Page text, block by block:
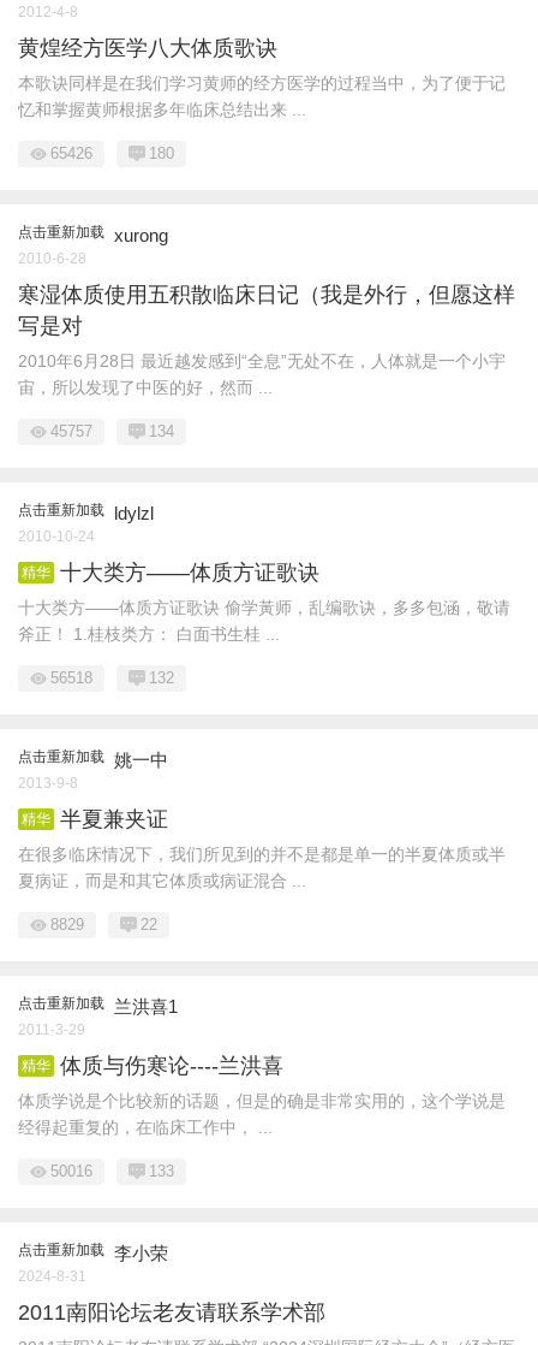
2012-4-8
黄煌经方医学八大体质歌诀
本歌诀同样是在我们学习黄师的经方医学的过程当中，为了便于记
忆和掌握黄师根据多年临床总结出来 ...
65426 180
点击重新加载 xurong
2010-6-28
寒湿体质使用五积散临床日记（我是外行，但愿这样
写是对
2010年6月28日 最近越发感到“全息”无处不在，人体就是一个小宇
宙，所以发现了中医的好，然而 ...
45757 134
点击重新加载 ldylzl
2010-10-24
精华 十大类方——体质方证歌诀
十大类方——体质方证歌诀 偷学黃师，乱编歌诀，多多包涵，敬请
斧正！ 1.桂枝类方： 白面书生桂 ...
56518 132
点击重新加载 姚一中
2013-9-8
精华 半夏兼夹证
在很多临床情况下，我们所见到的并不是都是单一的半夏体质或半
夏病证，而是和其它体质或病证混合 ...
8829 22
点击重新加载 兰洪喜1
2011-3-29
精华 体质与伤寒论----兰洪喜
体质学说是个比较新的话题，但是的确是非常实用的，这个学说是
经得起重复的，在临床工作中， ...
50016 133
点击重新加载 李小荣
2024-8-31
2011南阳论坛老友请联系学术部